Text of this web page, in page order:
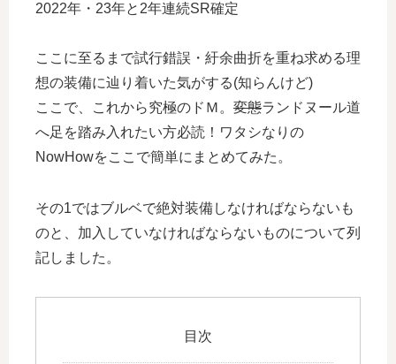
2022年・23年と2年連続SR確定
ここに至るまで試行錯誤・紆余曲折を重ね求める理
想の装備に辿り着いた気がする(知らんけど)
ここで、これから究極のドＭ。 変態ランドヌール道
へ足を踏み入れたい方必読！ワタシなりの
NowHowをここで簡単にまとめてみた。
その1ではブルベで絶対装備しなければならないも
のと、加入していなければならないものについて列
記しました。
目次